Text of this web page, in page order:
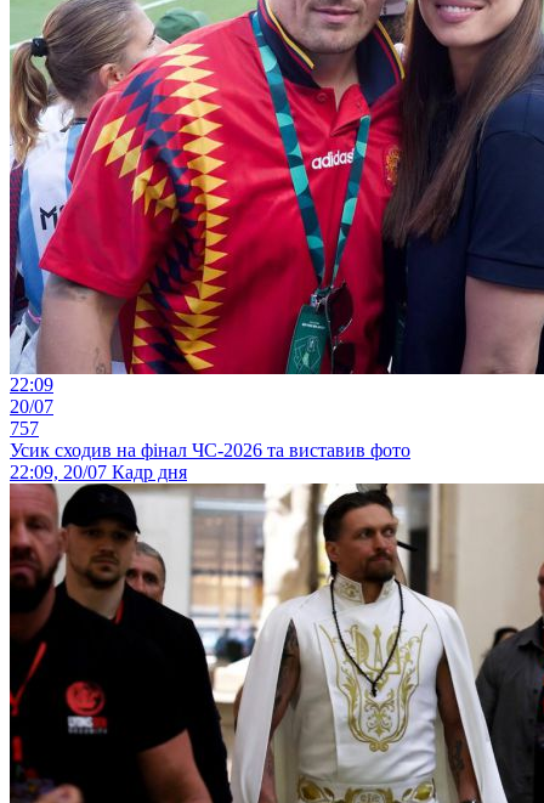
22:09
20/07
757
Усик сходив на фінал ЧС-2026 та виставив фото
22:09, 20/07 Кадр дня